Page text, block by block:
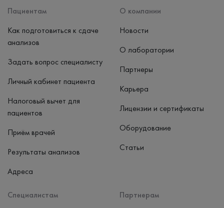
Пациентам
Как подготовиться к сдаче
анализов
Задать вопрос специалисту
Личный кабинет пациента
Налоговый вычет для
пациентов
Приём врачей
Результаты анализов
Адреса
Специалистам
Партнерам
О компании
Новости
О лаборатории
Партнеры
Карьера
Лицензии и сертификаты
Оборудование
Статьи